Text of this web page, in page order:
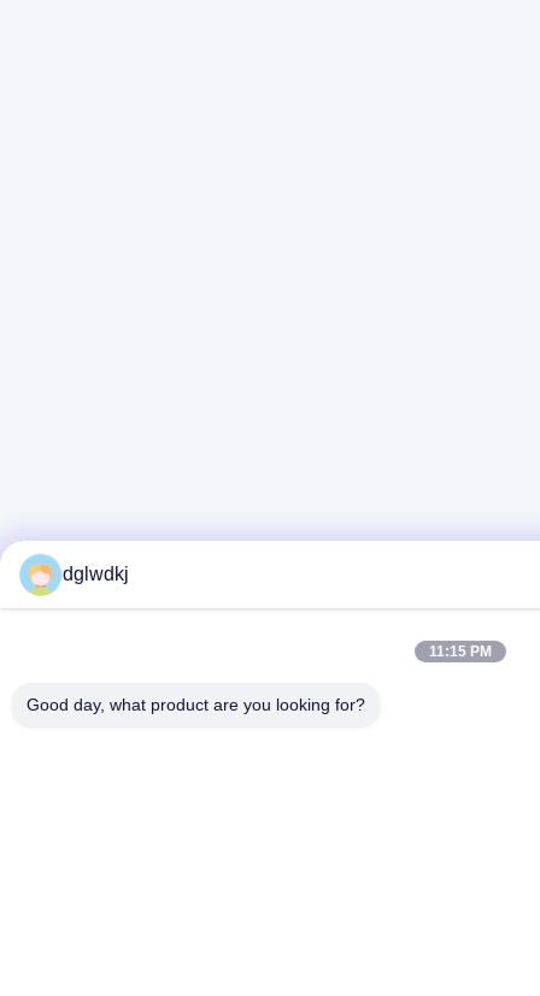
dglwdkj
11:15 PM
Good day, what product are you looking for?